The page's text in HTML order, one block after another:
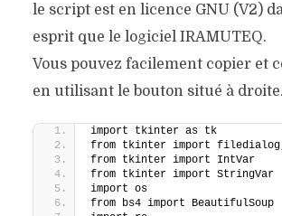
le script est en licence GNU (V2)
esprit que le logiciel IRAMUTEQ.
Vous pouvez facilement copier et
en utilisant le bouton situé à droite.
import tkinter as tk
from tkinter import filedialog,
from tkinter import IntVar
from tkinter import StringVar
import os
from bs4 import BeautifulSoup